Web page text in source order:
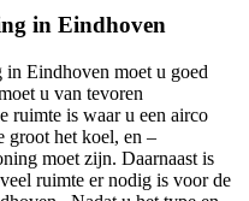
in Eindhoven
Eindhoven moet u goed
u van tevoren
ruimte is waar u een airco
groot het koel, en –
moet zijn. Daarnaast is
ruimte er nodig is voor de